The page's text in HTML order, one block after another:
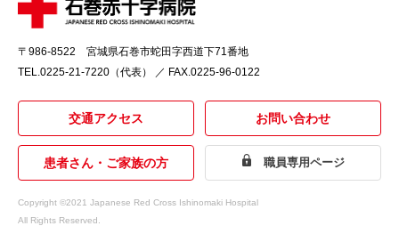
〒986-8522 宮城県石巻市蛇田字西道下71番地
TEL. 0225-21-7220（代表） ／ FAX.0225-96-0122
交通アクセス お問い合わせ
Copyright ©2021 Japanese Red Cross Ishinomaki Hospital
All Rights Reserved.
患者さん・ご家族の方 職員専用ページ